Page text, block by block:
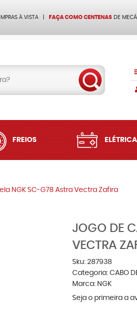
À VISTA FAÇA COMO CENTENAS DE
FREIOS ELÉTRICA
NGK SC-G78 Astra Vectra Zafira
JOGO DE
VECTRA
Sku: 287938
Categoria: CABO
Marca: NGK
Seja o primeira a